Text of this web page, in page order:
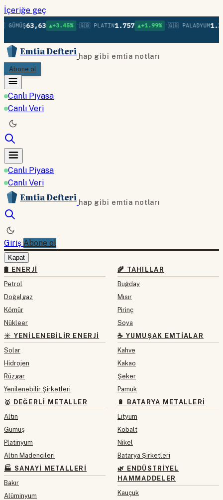
İçeriğe geç
63,63 ▲+3.45% • 🇬🇧 PLATIN1.757 ▲+1.99% • 🇬🇧 PALADYUM
Emtia Defteri hap gibi emtia notları
Abone ol
Canlı Piyasa
Canlı Veri
Canlı Piyasa
Canlı Veri
Emtia Defteri hap gibi emtia notları
Giriş Abone ol
Kapat
🛢 ENERJI
Petrol
Doğalgaz
Kömür
Nükleer
☀️ YENILENEBILIR ENERJI
Solar
Hidrojen
Rüzgar
Yenilenebilir Şirketleri
🥇 DEĞERLI METALLER
Altın
Gümüş
Platinyum
Altın Madencileri
🏭 SANAYI METALLERI
Bakır
Alüminyum
🌾 TAHILLAR
Buğday
Mısır
Pirinç
Soya
☕ YUMUŞAK EMTIALAR
Kahve
Kakao
Şeker
Pamuk
🔋 BATARYA METALLERI
Lityum
Kobalt
Nikel
Batarya Şirketleri
🌿 ENDÜSTRIYEL
HAMMADDELER
Kauçuk